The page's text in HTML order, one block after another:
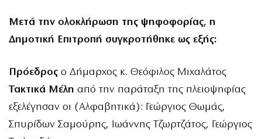
Μετά την ολοκλήρωση της ψηφοφορίας, η
Δημοτική Επιτροπή συγκροτήθηκε ως εξής:
Πρόεδρος ο Δήμαρχος κ. Θεόφιλος Μιχαλάτος
Τακτικά Μέλη από την παράταξη της πλειοψηφίας
εξελέγησαν οι (Αλφαβητικά): Γεώργιος Θωμάς,
Σπυρίδων Σαμούρης, Ιωάννης Τζωρτζάτος, Γεώργιος